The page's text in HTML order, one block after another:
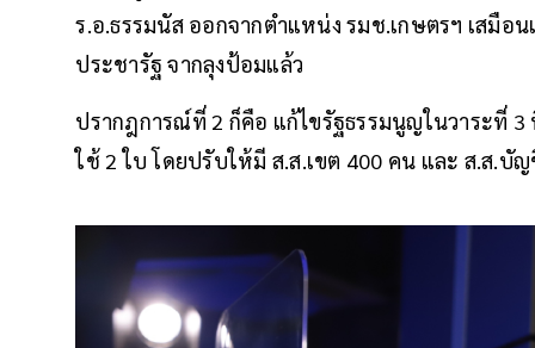
ร.อ.ธรรมนัส ออกจากตำแหน่ง รมช.เกษตรฯ เสมื
ประชารัฐ จากลุงป้อมแล้ว
ปรากฎการณ์ที่ 2 ก็คือ แก้ไขรัฐธรรมนูญในวาระที่
ใช้ 2 ใบ โดยปรับให้มี ส.ส.เขต 400 คน และ ส.ส.บั